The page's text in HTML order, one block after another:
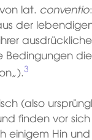
lat. conventio:
der
Bedingungen
„).3
(also
finden vor sich
einigem Hin